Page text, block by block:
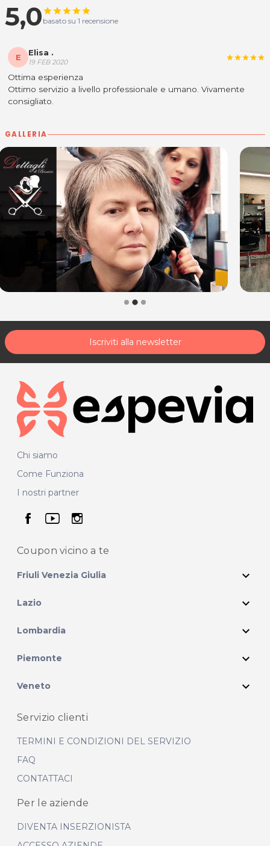
5,0starstarstarstarstar
basato su 1 recensione
E Elisa .
19 FEB 2020
starstarstarstarstar
Ottima esperienza
Ottimo servizio a livello professionale e umano. Vivamente
consigliato.
GALLERIA
Iscriviti alla newsletter
Chi siamo
Come Funziona
I nostri partner
seguici su facebook
seguici su youtube
seguici su instagram
Coupon vicino a te
Friuli Venezia Giulia expand_more
Lazio expand_more
Lombardia expand_more
Piemonte expand_more
Veneto expand_more
Servizio clienti
TERMINI E CONDIZIONI DEL SERVIZIO
FAQ
CONTATTACI
Per le aziende
DIVENTA INSERZIONISTA